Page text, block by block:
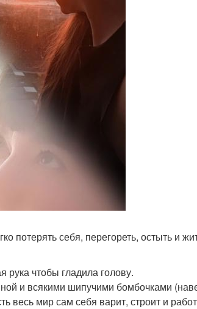
потерять себя, перегореть, остыть и
рука чтобы гладила голову.
и всякими шипучими бомбочками
весь мир сам себя варит, строит и